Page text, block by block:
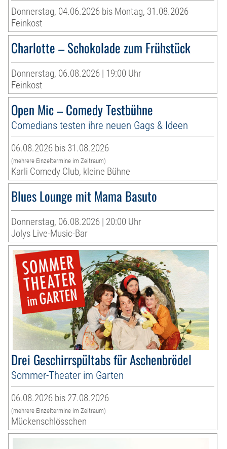
Donnerstag, 04.06.2026 bis Montag, 31.08.2026
Feinkost
Charlotte – Schokolade zum Frühstück
Donnerstag, 06.08.2026 | 19:00 Uhr
Feinkost
Open Mic – Comedy Testbühne
Comedians testen ihre neuen Gags & Ideen
06.08.2026 bis 31.08.2026
(mehrere Einzeltermine im Zeitraum)
Karli Comedy Club, kleine Bühne
Blues Lounge mit Mama Basuto
Donnerstag, 06.08.2026 | 20:00 Uhr
Jolys Live-Music-Bar
Drei Geschirrspültabs für Aschenbrödel
Sommer-Theater im Garten
06.08.2026 bis 27.08.2026
(mehrere Einzeltermine im Zeitraum)
Mückenschlösschen